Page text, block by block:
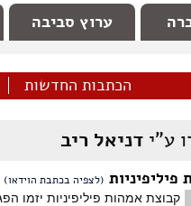
ערוץ סביבה
הכתבות החדשות
ע"י דניאל ריב
פיליפיניות (לצפיה בכתבת הוידאו)